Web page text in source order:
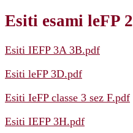
Esiti esami leFP
Esiti IEFP 3A 3B.pdf
Esiti leFP 3D.pdf
Esiti IeFP classe 3 sez F.pdf
Esiti IEFP 3H.pdf